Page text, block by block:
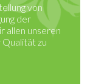
von
der
unseren
zu